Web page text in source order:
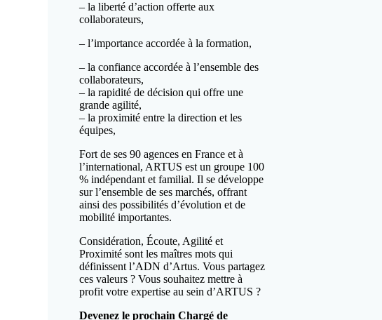
– la liberté d’action offerte aux
collaborateurs,
– l’importance accordée à la formation,
– la confiance accordée à l’ensemble des
collaborateurs,
– la rapidité de décision qui offre une
grande agilité,
– la proximité entre la direction et les
équipes,
Fort de ses 90 agences en France et à
l’international, ARTUS est un groupe 100
% indépendant et familial. Il se développe
sur l’ensemble de ses marchés, offrant
ainsi des possibilités d’évolution et de
mobilité importantes.
Considération, Écoute, Agilité et
Proximité sont les maîtres mots qui
définissent l’ADN d’Artus. Vous partagez
ces valeurs ? Vous souhaitez mettre à
profit votre expertise au sein d’ARTUS ?
Devenez le prochain Chargé de